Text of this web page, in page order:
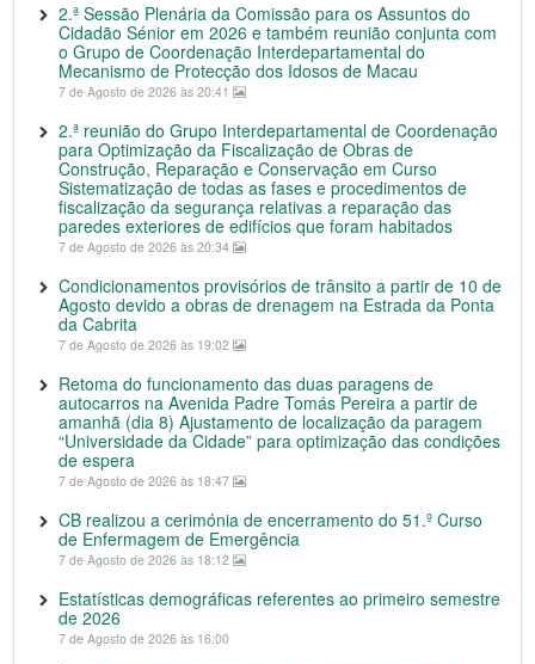
2.ª Sessão Plenária da Comissão para os Assuntos do
Cidadão Sénior em 2026 e também reunião conjunta com
o Grupo de Coordenação Interdepartamental do
Mecanismo de Protecção dos Idosos de Macau
7 de Agosto de 2026 às 20:41
2.ª reunião do Grupo Interdepartamental de Coordenação
para Optimização da Fiscalização de Obras de
Construção, Reparação e Conservação em Curso
Sistematização de todas as fases e procedimentos de
fiscalização da segurança relativas a reparação das
paredes exteriores de edifícios que foram habitados
7 de Agosto de 2026 às 20:34
Condicionamentos provisórios de trânsito a partir de 10 de
Agosto devido a obras de drenagem na Estrada da Ponta
da Cabrita
7 de Agosto de 2026 às 19:02
Retoma do funcionamento das duas paragens de
autocarros na Avenida Padre Tomás Pereira a partir de
amanhã (dia 8) Ajustamento de localização da paragem
“Universidade da Cidade” para optimização das condições
de espera
7 de Agosto de 2026 às 18:47
CB realizou a cerimónia de encerramento do 51.º Curso
de Enfermagem de Emergência
7 de Agosto de 2026 às 18:12
Estatísticas demográficas referentes ao primeiro semestre
de 2026
7 de Agosto de 2026 às 16:00